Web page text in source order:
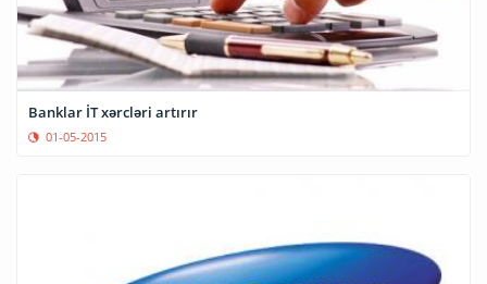
Banklar İT xərcləri artırır
01-05-2015